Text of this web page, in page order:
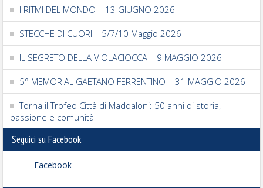
I RITMI DEL MONDO – 13 GIUGNO 2026
STECCHE DI CUORI – 5/7/10 Maggio 2026
IL SEGRETO DELLA VIOLACIOCCA – 9 MAGGIO 2026
5° MEMORIAL GAETANO FERRENTINO – 31 MAGGIO 2026
Torna il Trofeo Città di Maddaloni: 50 anni di storia,
passione e comunità
Seguici su Facebook
Facebook